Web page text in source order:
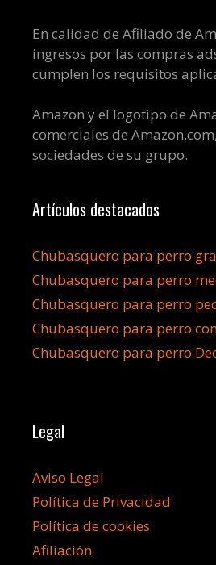
En calidad de Afiliado de
ingresos por las compras
cumplen los requisitos
Amazon y el logotipo de
comerciales de
sociedades de su grupo.
Artículos destacados
Chubasquero para perro
Chubasquero para perro
Chubasquero para perro
Chubasquero para perro
Chubasquero para perro
Legal
Aviso Legal
Política de Privacidad
Política de cookies
Afiliación